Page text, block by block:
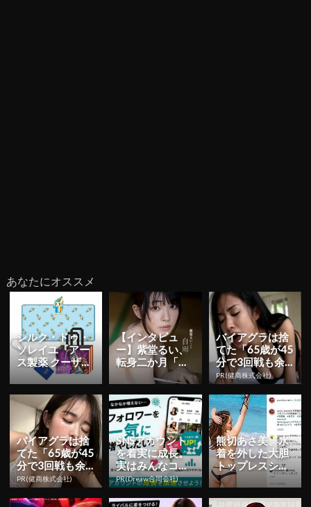
あなたにオススメ
シルク・ドゥ・
ソレイユ『アー
ス製薬 クーザ』
東京公演の日程
＆チケット情報
解禁！日...
【インタビュ
ー】紫堂るい、
転身二か月「も
っと知っていた
だくことを目標
に」 初ヘア...
バイアグラは捨
てた「65歳が45
分で3回戦も余
裕」980円で朝
まで絶好調！
PR(健商株式会社)
バイアグラは捨
てた「65歳が45
分で3回戦も余
裕」980円で朝
まで絶好調！
PR(健商株式会社)
SNSアカウント
を着実に成長。
実はみんなココ
使ってます。
PR(Dreaw合同会社)
熊切あさ美、水
着を外した大胆
トップレスショ
ット披露！16年
ぶり写真集